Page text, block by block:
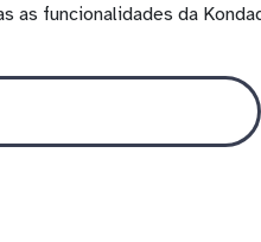
as funcionalidades da